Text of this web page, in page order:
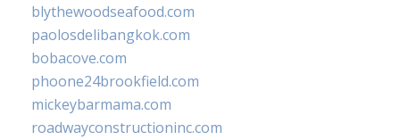
blythewoodseafood.com
paolosdelibangkok.com
bobacove.com
phoone24brookfield.com
mickeybarmama.com
roadwayconstructioninc.com